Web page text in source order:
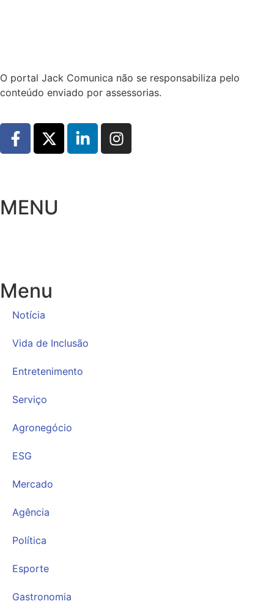
O portal Jack Comunica não se responsabiliza pelo
conteúdo enviado por assessorias.
MENU
Menu
Notícia
Vida de Inclusão
Entretenimento
Serviço
Agronegócio
ESG
Mercado
Agência
Política
Esporte
Gastronomia